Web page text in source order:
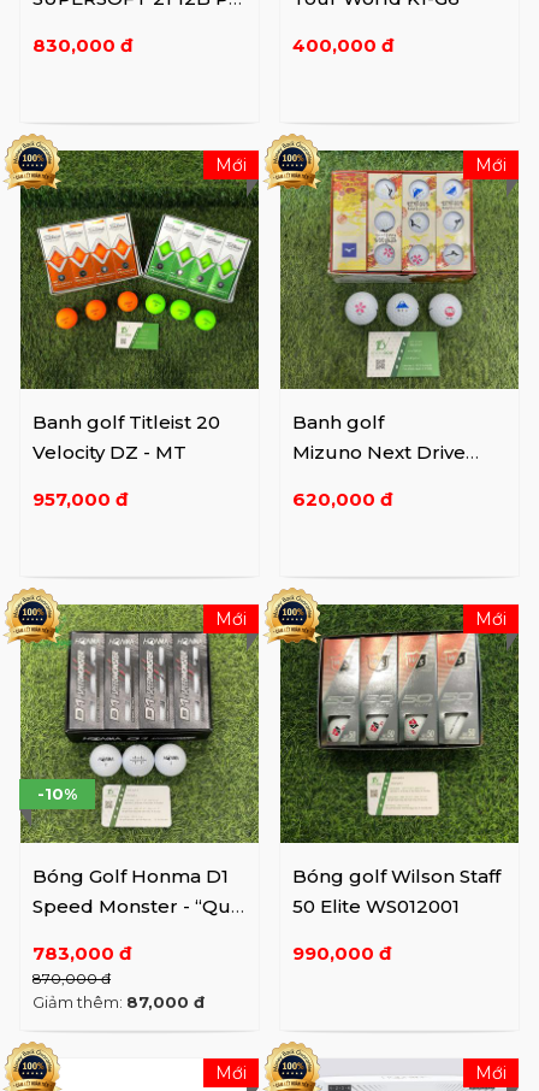
830,000 đ 400,000 đ
Banh golf Titleist 20
Velocity DZ - MT
957,000 đ
Mới
Banh golf
Mizuno Next Drive
620,000 đ
Mới
Bóng Golf Honma D1
Speed Monster - “Quái
783,000 đ
870,000 đ
-10%
Giảm thêm: 87,000 đ
Mới
Bóng golf Wilson Staff
50 Elite WS012001
990,000 đ
Mới
Mới Mới